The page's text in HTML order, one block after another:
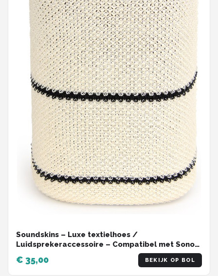
Soundskins – Luxe textielhoes /
Luidsprekeraccessoire – Compatibel met Sonos
€ 35,00 BEKIJK OP BOL